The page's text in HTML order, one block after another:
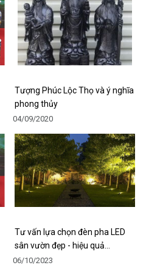
Tượng Phúc Lộc Thọ và ý nghĩa
phong thủy
04/09/2020
Tư vấn lựa chọn đèn pha LED
sân vườn đẹp - hiệu quả…
06/10/2023